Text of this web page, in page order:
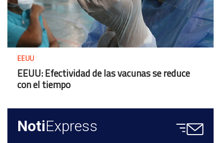
EEUU
EEUU: Efectividad de las vacunas se reduce
con el tiempo
NotiExpress